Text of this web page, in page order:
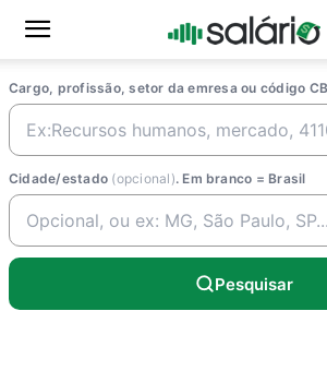
Cargo, profissão, setor da emresa ou código
Cidade/estado (opcional). Em branco = Brasil
Pesquisar